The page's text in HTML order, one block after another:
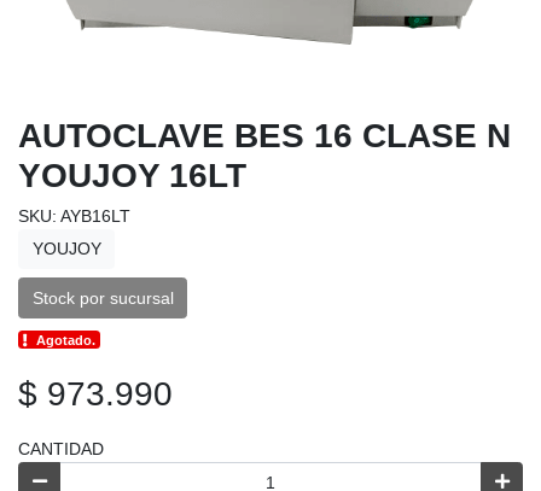
AUTOCLAVE BES 16 CLASE N
YOUJOY 16LT
SKU: AYB16LT
YOUJOY
Stock por sucursal
Agotado.
$ 973.990
CANTIDAD